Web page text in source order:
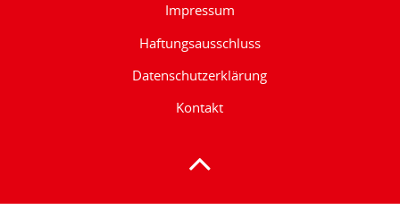
Impressum
Haftungsausschluss
Datenschutzerklärung
Kontakt